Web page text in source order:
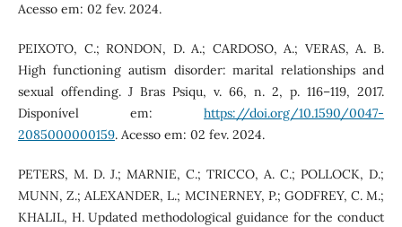
Acesso em: 02 fev. 2024.
PEIXOTO, C.; RONDON, D. A.; CARDOSO, A.; VERAS, A. B.
High functioning autism disorder: marital relationships and
sexual offending. J Bras Psiqu, v. 66, n. 2, p. 116–119, 2017.
Disponível em:https://doi.org/10.1590/0047-
2085000000159. Acesso em: 02 fev. 2024.
PETERS, M. D. J.; MARNIE, C.; TRICCO, A. C.; POLLOCK, D.;
MUNN, Z.; ALEXANDER, L.; MCINERNEY, P.; GODFREY, C. M.;
KHALIL, H. Updated methodological guidance for the conduct